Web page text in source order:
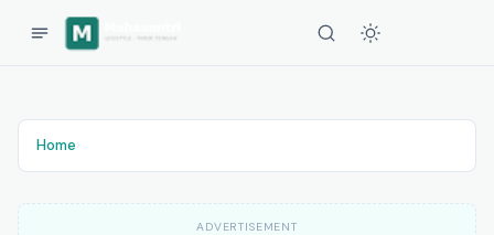
Home›
ADVERTISEMENT